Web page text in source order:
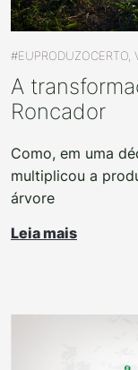
#EUPRODUZOCERTO,
A
Roncador
Como, em uma
multiplicou a
árvore
Leia mais